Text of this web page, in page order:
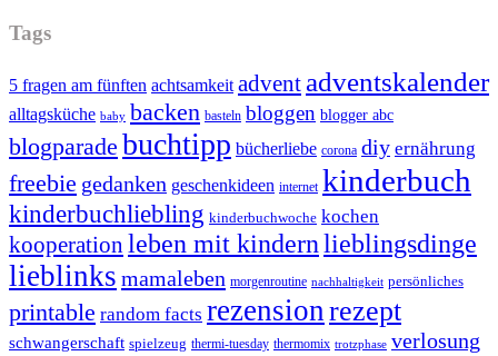
Tags
5 fragen am fünften achtsamkeit advent adventskalender
alltagsküche baby backen basteln bloggen blogger abc
blogparade buchtipp bücherliebe corona diy ernährung
freebie gedanken geschenkideen internet kinderbuch
kinderbuchliebling kinderbuchwoche kochen
kooperation leben mit kindernlieblingsdinge
lieblinks mamaleben morgenroutine nachhaltigkeit persönliches
printable random facts rezensionrezept
schwangerschaft spielzeug thermi-tuesday thermomix trotzphase verlosung